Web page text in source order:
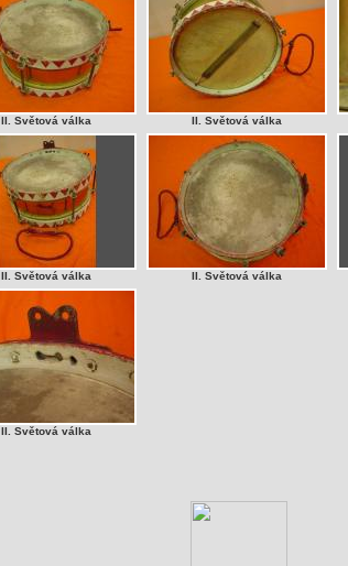
II. Světová válka II. Světová válka
II. Světová válka II. Světová válka
II. Světová válka